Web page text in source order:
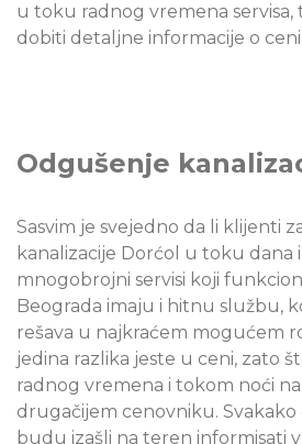
u toku radnog vremena servisa,
dobiti detaljne informacije o
Odgušenje
Sasvim je svejedno da li klijenti
kanalizacije Dorćol u toku dana
mnogobrojni servisi koji
Beograda imaju i hitnu službu,
rešava u najkraćem mogućem
jedina razlika jeste u ceni, zato
radnog vremena i tokom noći
drugačijem cenovniku. Svakako
budu izašli na teren informisati